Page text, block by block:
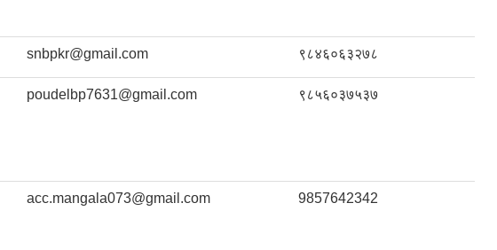
snbpkr@gmail.com ९८४६०६३२७८
poudelbp7631@gmail.com ९८५६०३७५३७
acc.mangala073@gmail.com 9857642342